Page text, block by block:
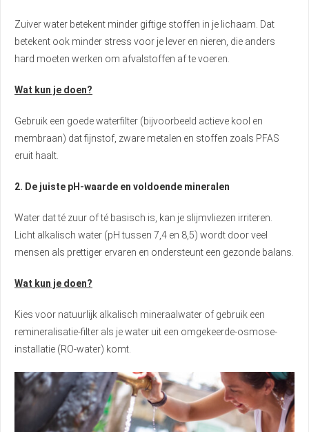
Zuiver water betekent minder giftige stoffen in je lichaam. Dat
betekent ook minder stress voor je lever en nieren, die anders
hard moeten werken om afvalstoffen af te voeren.
Wat kun je doen?
Gebruik een goede waterfilter (bijvoorbeeld actieve kool en
membraan) dat fijnstof, zware metalen en stoffen zoals PFAS
eruit haalt.
2. De juiste pH-waarde en voldoende mineralen
Water dat té zuur of té basisch is, kan je slijmvliezen irriteren.
Licht alkalisch water (pH tussen 7,4 en 8,5) wordt door veel
mensen als prettiger ervaren en ondersteunt een gezonde balans.
Wat kun je doen?
Kies voor natuurlijk alkalisch mineraalwater of gebruik een
remineralisatie-filter als je water uit een omgekeerde-osmose-
installatie (RO-water) komt.